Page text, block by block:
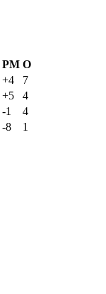
РМ О
+4
7
+5
4
-1
4
-8
1